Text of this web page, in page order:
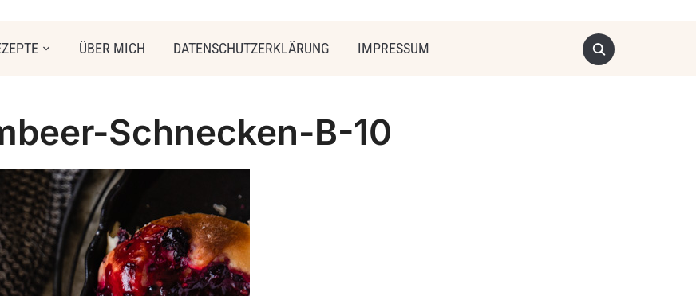
ÜBER MICH DATENSCHUTZERKLÄRUNG IMPRESSUM
Schnecken-B-10